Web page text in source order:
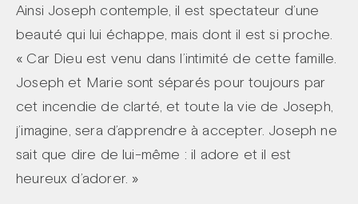
Ainsi Joseph contemple, il est spectateur d’une
beauté qui lui échappe, mais dont il est si proche.
« Car Dieu est venu dans l’intimité de cette famille.
Joseph et Marie sont séparés pour toujours par
cet incendie de clarté, et toute la vie de Joseph,
j’imagine, sera d’apprendre à accepter. Joseph ne
sait que dire de lui-même : il adore et il est
heureux d’adorer. »